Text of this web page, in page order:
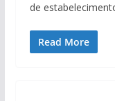
de
Read More